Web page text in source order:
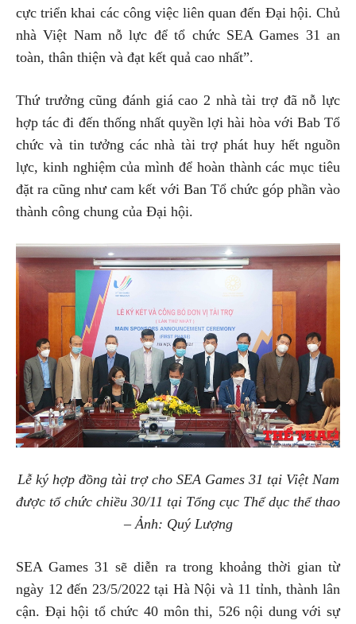
cực triển khai các công việc liên quan đến Đại hội. Chủ
nhà Việt Nam nỗ lực để tổ chức SEA Games 31 an
toàn, thân thiện và đạt kết quả cao nhất”.
Thứ trưởng cũng đánh giá cao 2 nhà tài trợ đã nỗ lực
hợp tác đi đến thống nhất quyền lợi hài hòa với Bab Tổ
chức và tin tưởng các nhà tài trợ phát huy hết nguồn
lực, kinh nghiệm của mình để hoàn thành các mục tiêu
đặt ra cũng như cam kết với Ban Tổ chức góp phần vào
thành công chung của Đại hội.
Lễ ký hợp đồng tài trợ cho SEA Games 31 tại Việt Nam
được tổ chức chiều 30/11 tại Tổng cục Thể dục thể thao
– Ảnh: Quý Lượng
SEA Games 31 sẽ diễn ra trong khoảng thời gian từ
ngày 12 đến 23/5/2022 tại Hà Nội và 11 tỉnh, thành lân
cận. Đại hội tổ chức 40 môn thi, 526 nội dung với sự